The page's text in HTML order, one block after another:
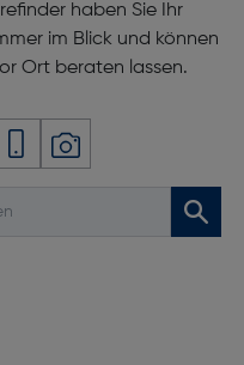
haben Sie Ihr
im Blick und können
Ort beraten lassen.